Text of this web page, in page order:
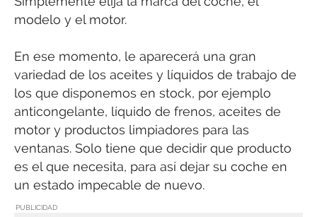
modelo y el motor.
En ese momento, le aparecerá una gran
variedad de los aceites y líquidos de trabajo de
los que disponemos en stock, por ejemplo
anticongelante, líquido de frenos, aceites de
motor y productos limpiadores para las
ventanas. Solo tiene que decidir que producto
es el que necesita, para así dejar su coche en
un estado impecable de nuevo.
PUBLICIDAD